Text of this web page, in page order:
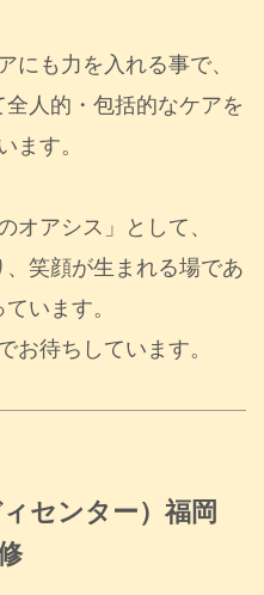
も力を入れる事で、
人的・包括的なケアを
ます。
アシス」として、
笑顔が生まれる場であ
います。
お待ちしています。
センター）福岡